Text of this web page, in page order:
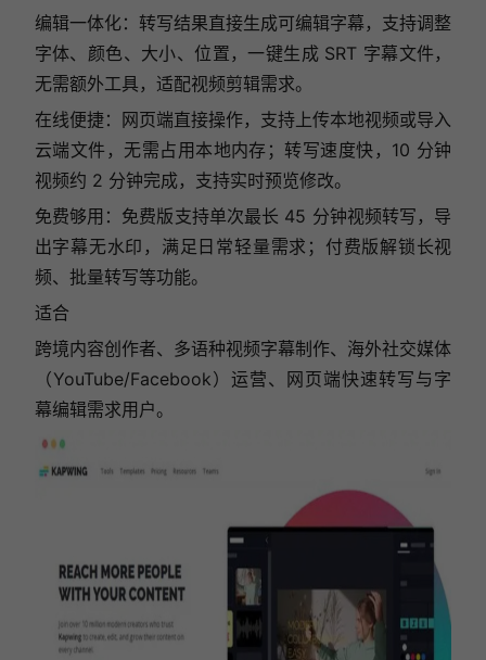
编辑一体化：转写结果直接生成可编辑字幕，支持调整
字体、颜色、大小、位置，一键生成 SRT 字幕文件，
无需额外工具，适配视频剪辑需求。
在线便捷：网页端直接操作，支持上传本地视频或导入
云端文件，无需占用本地内存；转写速度快，10 分钟
视频约 2 分钟完成，支持实时预览修改。
免费够用：免费版支持单次最长 45 分钟视频转写，导
出字幕无水印，满足日常轻量需求；付费版解锁长视
频、批量转写等功能。
适合
跨境内容创作者、多语种视频字幕制作、海外社交媒体
（YouTube/Facebook）运营、网页端快速转写与字
幕编辑需求用户。